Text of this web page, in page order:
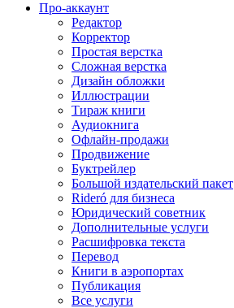
Про-аккаунт
Редактор
Корректор
Простая верстка
Сложная верстка
Дизайн обложки
Иллюстрации
Тираж книги
Аудиокнига
Офлайн-продажи
Продвижение
Буктрейлер
Большой издательский пакет
Rideró для бизнеса
Юридический советник
Дополнительные услуги
Расшифровка текста
Перевод
Книги в аэропортах
Публикация
Все услуги